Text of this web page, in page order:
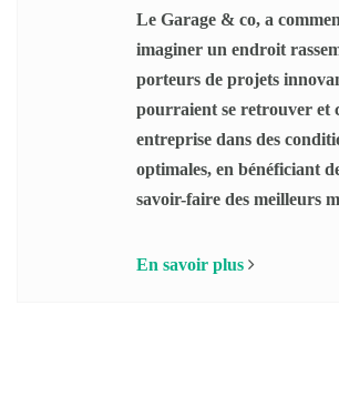
Le Garage & co, a
imaginer un endroit
porteurs de projets
pourraient se retrouver et
entreprise dans des
optimales, en bénéficiant
savoir-faire des meilleurs
En savoir plus